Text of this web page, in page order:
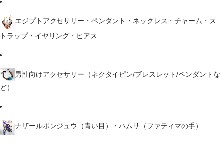
エジプトアクセサリー・ペンダント・ネックレス・チャーム・ス
トラップ・イヤリング・ピアス
男性向けアクセサリー（ネクタイピン/ブレスレット/ペンダントな
ど）
ナザールボンジュウ（青い目）・ハムサ（ファティマの手）